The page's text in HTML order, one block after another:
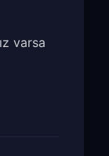
varsa